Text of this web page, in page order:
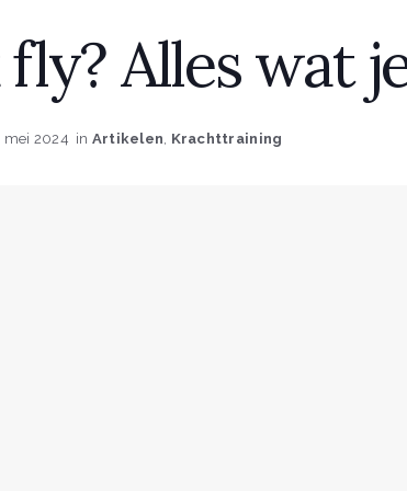
Alles wat
mei 2024 in Artikelen, Krachttraining